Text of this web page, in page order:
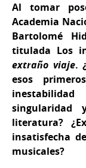
Al tomar
Academia
Bartolomé
titulada Los
extraño viaje.
esos
singularidad
literatura?
insatisfecha
musicales?